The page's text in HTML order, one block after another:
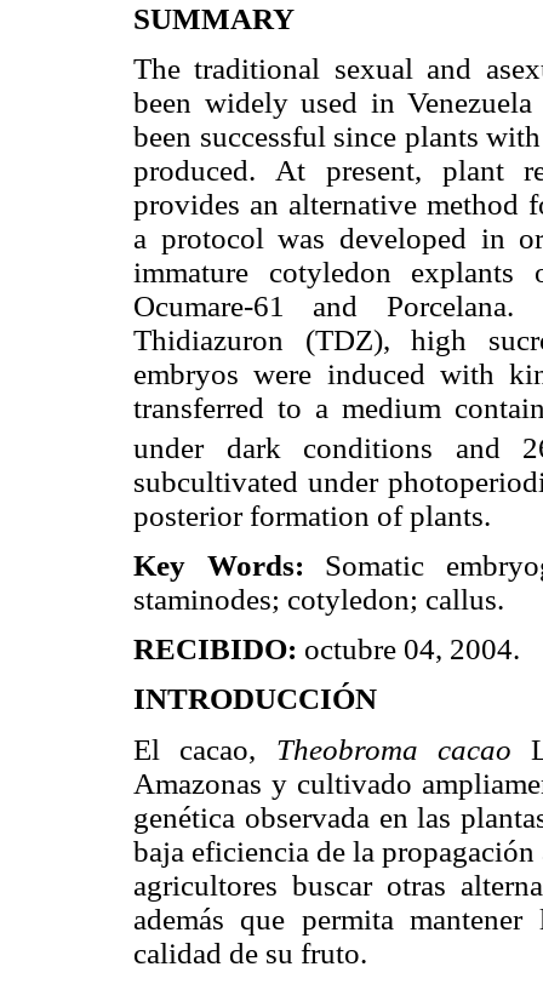
SUMMARY
The traditional sexual and
been widely used in
been successful since plants
produced. At present, plant
provides an alternative method
a protocol was developed in
immature cotyledon explants
Ocumare-61 and
Thidiazuron (TDZ), high
embryos were induced with
transferred to a medium
under dark conditions and
subcultivated under
posterior formation of plants.
Key Words: Somatic
staminodes; cotyledon; callus.
RECIBIDO: octubre 04, 2004.
INTRODUCCIÓN
El cacao, Theobroma cacao
Amazonas y cultivado
genética observada en las
baja eficiencia de la
agricultores buscar otras
además que permita
calidad de su fruto.